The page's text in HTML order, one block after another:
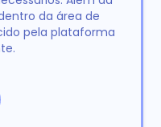
da área de
pela plataforma